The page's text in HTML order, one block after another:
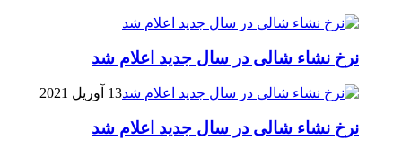
نرخ نشاء شالی در سال جدید اعلام شد
13 آوریل 2021
نرخ نشاء شالی در سال جدید اعلام شد